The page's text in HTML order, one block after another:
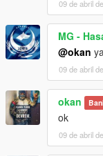
09 de abril
MG -
@okan
09 de abril
okan
ok
09 de abril